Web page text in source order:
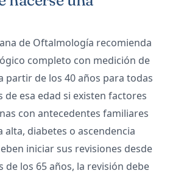
de Oftalmología recomienda
completo con medición de
partir de los 40 años para todas
de esa edad si existen factores
con antecedentes familiares
alta, diabetes o ascendencia
iniciar sus revisiones desde
de los 65 años, la revisión debe